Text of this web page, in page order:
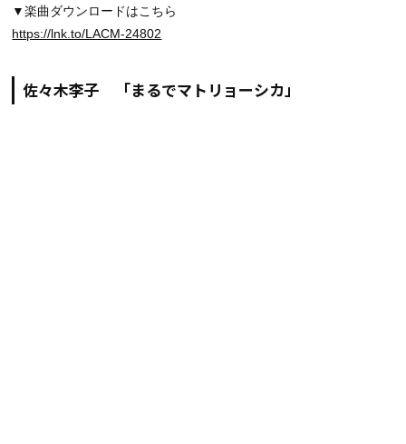
▼楽曲ダウンロードはこちら
https://lnk.to/LACM-24802
佐々木李子 「まるでマトリョーシカ」